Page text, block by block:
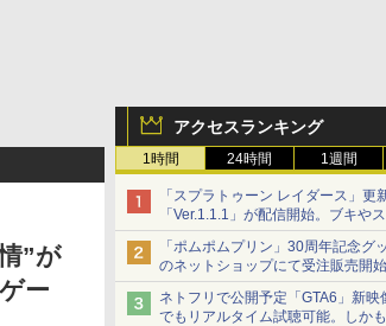
アクセスランキング
1時間 24時間 1週間
「スプラトゥーン レイダース」更
「Ver.1.1.1」が配信開始。ブキや
する不具合を修正
「ポムポムプリン」30周年記念グ
のネットショップにて受注販売開始
「おもちもちもちクッション」な
限定商品が登場
ネトフリで公開予定「GTA6」新映
でもリアルタイム試聴可能。しか
”が
ー